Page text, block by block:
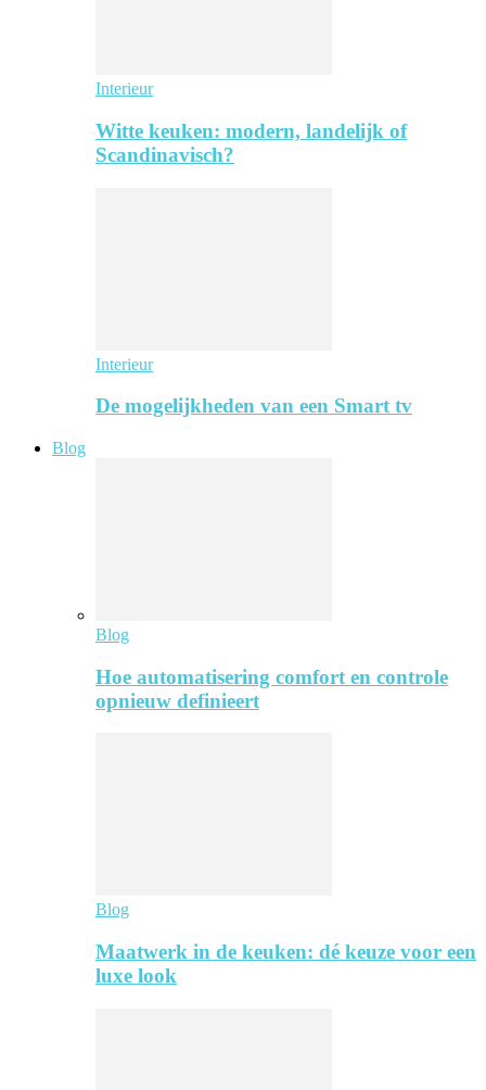
Interieur
Witte keuken: modern, landelijk of
Scandinavisch?
Interieur
De mogelijkheden van een Smart tv
Blog
Blog
Hoe automatisering comfort en controle
opnieuw definieert
Blog
Maatwerk in de keuken: dé keuze voor een
luxe look